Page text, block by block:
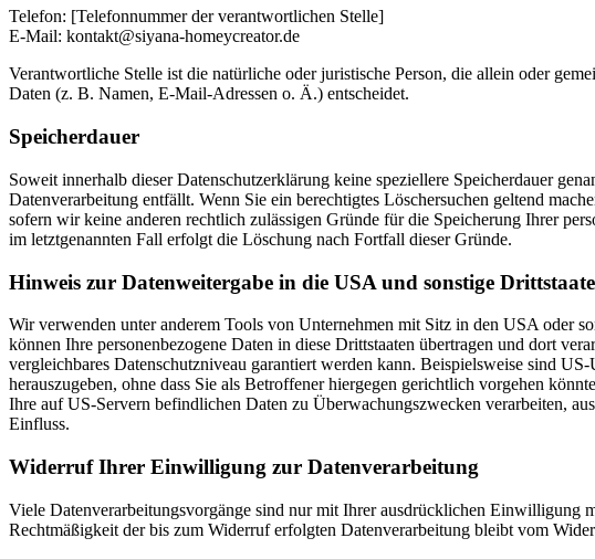
Telefon: [Telefonnummer der verantwortlichen Stelle]
E-Mail: kontakt@siyana-homeycreator.de
Verantwortliche Stelle ist die natürliche oder juristische Person, die allein oder
Daten (z. B. Namen, E-Mail-Adressen o. Ä.) entscheidet.
Speicherdauer
Soweit innerhalb dieser Datenschutzerklärung keine speziellere Speicherdauer
Datenverarbeitung entfällt. Wenn Sie ein berechtigtes Löschersuchen geltend
sofern wir keine anderen rechtlich zulässigen Gründe für die Speicherung Ihrer
im letztgenannten Fall erfolgt die Löschung nach Fortfall dieser Gründe.
Hinweis zur Datenweitergabe in die USA und sonstige
Wir verwenden unter anderem Tools von Unternehmen mit Sitz in den USA oder
können Ihre personenbezogene Daten in diese Drittstaaten übertragen und dort
vergleichbares Datenschutzniveau garantiert werden kann. Beispielsweise sind
herauszugeben, ohne dass Sie als Betroffener hiergegen gerichtlich vorgehen
Ihre auf US-Servern befindlichen Daten zu Überwachungszwecken verarbeiten,
Einfluss.
Widerruf Ihrer Einwilligung zur Datenverarbeitung
Viele Datenverarbeitungsvorgänge sind nur mit Ihrer ausdrücklichen
Rechtmäßigkeit der bis zum Widerruf erfolgten Datenverarbeitung bleibt vom